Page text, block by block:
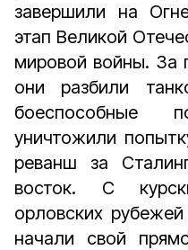
завершили на
этап Великой
мировой войны. За
они разбили
боеспособные
уничтожили
реванш за
восток. С
орловских
начали свой